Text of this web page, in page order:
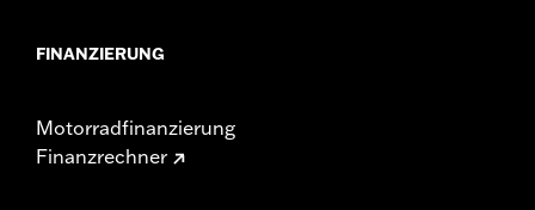
FINANZIERUNG
Motorradfinanzierung
Finanzrechner